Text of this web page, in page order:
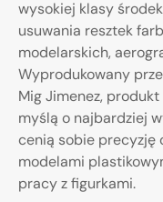
wysokiej klasy
usuwania resztek
modelarskich,
Wyprodukowany
Mig Jimenez,
myślą o najbardziej
cenią sobie precyzję
modelami
pracy z figurkami.